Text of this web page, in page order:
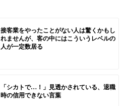
接客業をやったことがない人は驚くかもし
れませんが、客の中にはこういうレベルの
人が一定数居る
「シカトで…！」見透かされている、退職
時の信用できない言葉